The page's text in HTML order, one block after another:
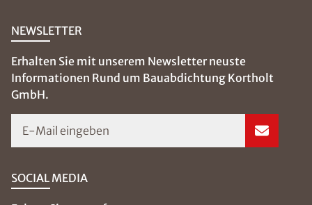
NEWSLETTER
Erhalten Sie mit unserem Newsletter neuste
Informationen Rund um Bauabdichtung Kortholt
GmbH.
E-Mail eingeben
SOCIAL MEDIA